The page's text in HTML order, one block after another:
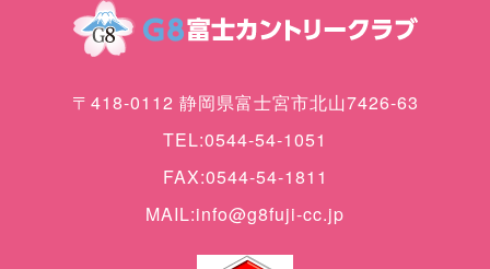
〒418-0112 静岡県富士宮市北山7426-63
TEL:0544-54-1051
FAX:0544-54-1811
MAIL:info@g8fuji-cc.jp